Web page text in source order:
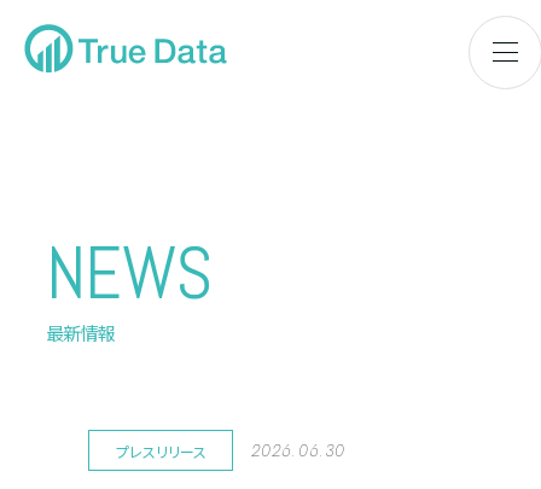
NEWS
最新情報
プレスリリース 2026.06.30